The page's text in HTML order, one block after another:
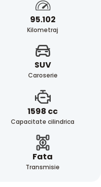
95.102
Kilometraj
SUV
Caroserie
1598 cc
Capacitate cilindrica
Fata
Transmisie